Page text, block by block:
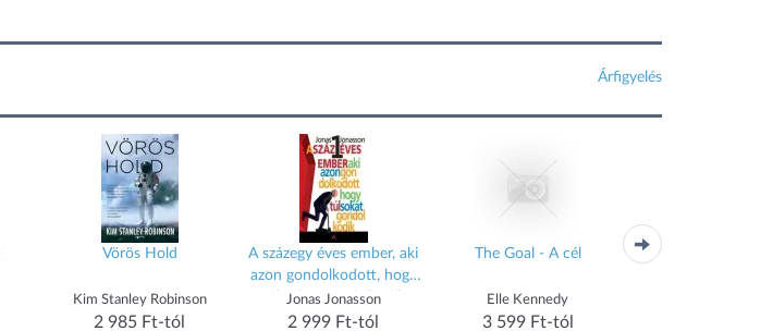
Árfigyelés
Vörös Hold
Kim Stanley Robinson
2 985 Ft-tól
A százegy éves ember, aki
azon gondolkodott, hogy
túl sokat gondolkodik
Jonas Jonasson
2 999 Ft-tól
The Goal - A cél
Elle Kennedy
3 599 Ft-tól